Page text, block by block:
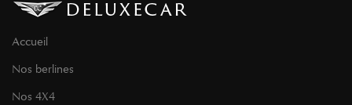
Accueil
Nos berlines
Nos 4X4